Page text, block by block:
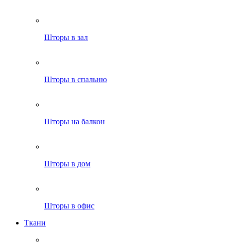
Шторы в зал
Шторы в спальню
Шторы на балкон
Шторы в дом
Шторы в офис
Ткани